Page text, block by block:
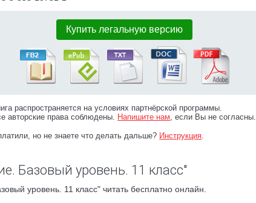
Купить легальную версию
распространяется на условиях партнёрской программы.
авторские права соблюдены. Напишите нам, если Вы не согласны.
но не знаете что делать дальше? Инструкция.
Базовый уровень. 11 класс"
уровень. 11 класс" читать бесплатно онлайн.